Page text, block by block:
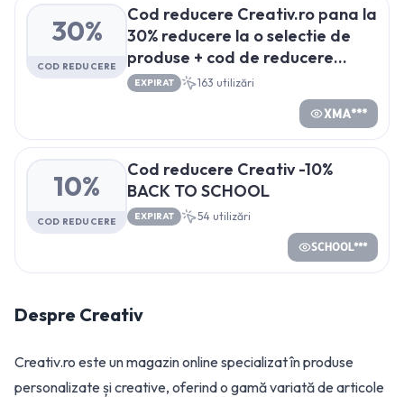
30%
COD REDUCERE
Cod reducere Creativ.ro pana la
30% reducere la o selectie de
produse + cod de reducere
special pentru cadouri de
EXPIRAT 163 utilizări
XMA***
10%
COD REDUCERE
Cod reducere Creativ -10%
BACK TO SCHOOL
EXPIRAT 54 utilizări
SCHOOL***
Despre Creativ
Creativ.ro este un magazin online specializat în produse
personalizate și creative, oferind o gamă variată de articole